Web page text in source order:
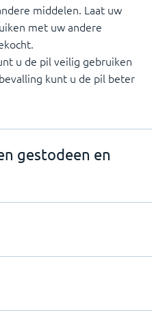
middelen. Laat uw
met uw andere
u de pil veilig gebruiken
kunt u de pil beter
gestodeen en